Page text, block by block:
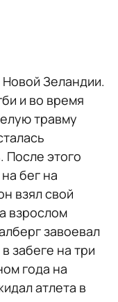
Новой Зеландии.
и во время
травму
После этого
бег на
взял свой
взрослом
завоевал
забеге на три
года на
атлета в